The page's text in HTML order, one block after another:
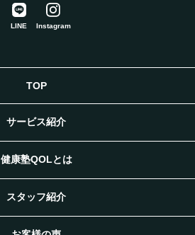
LINE Instagram
TOP
サービス紹介
健康塾QOLとは
スタッフ紹介